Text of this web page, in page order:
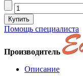
Помощь специалиста
Производитель
Описание